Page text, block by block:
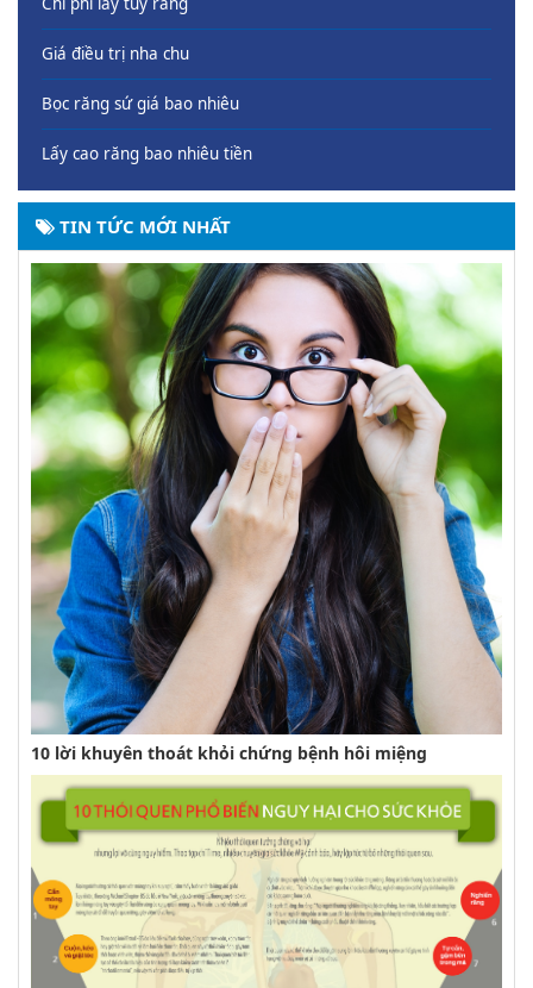
Giá điều trị nha chu
Bọc răng sứ giá bao nhiêu
Lấy cao răng bao nhiêu tiền
TIN TỨC MỚI NHẤT
10 lời khuyên thoát khỏi chứng bệnh hôi miệng